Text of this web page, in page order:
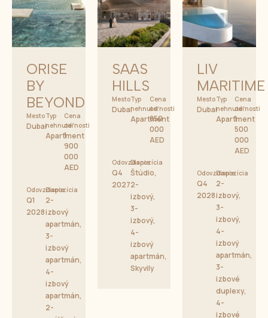
ORISE
BY
BEYOND
Mesto
Dubai
Typ
nehnuteľnosti
Apartment
Cena
od
1
900
000
AED
Odovzdanie
Q1
2028
Dispozícia
2-
izbový
apartmán,
3-
izbový
apartmán,
4-
izbový
apartmán,
2-
SAAS
HILLS
Mesto
Dubai
Typ
nehnuteľnosti
Apartment
Cena
od
850
000
AED
Odovzdanie
Q4
2027
Dispozícia
Štúdio,
2-
izbový,
3-
izbový,
4-
izbový
apartmán,
Skyvily
LIV
MARITIME
Mesto
Dubai
Typ
nehnuteľnosti
Apartment
Cena
od
1
500
000
AED
Odovzdanie
Q4
2028
Dispozícia
2-
izbový,
3-
izbový,
4-
izbový
apartmán,
3-
izbové
duplexy,
4-
izbové